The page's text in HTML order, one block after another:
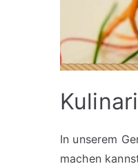
In unserem
machen